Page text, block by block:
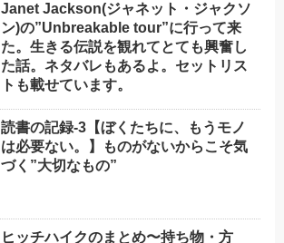
Janet Jackson(ジャネット・ジャクソ
ン)の”Unbreakable tour”に行って来
た。生きる伝説を観れてとても興奮し
た話。ネタバレもあるよ。セットリス
トも載せています。
読書の記録-3【ぼくたちに、もうモノ
は必要ない。】ものがないからこそ気
づく”大切なもの”
ヒッチハイクのまとめ〜持ち物・方